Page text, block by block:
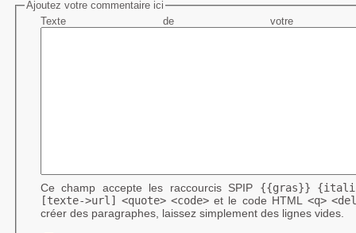
Ajoutez votre commentaire ici
Texte de votre
Ce champ accepte les raccourcis SPIP {{gras}}
[texte->url]
<quote> <code>et le code HTML <q>
créer des paragraphes, laissez simplement des lignes vides.